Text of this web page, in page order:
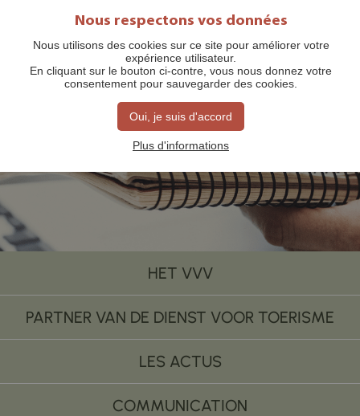
Persmap
HET VVV
PARTNER VAN DE DIENST VOOR TOERISME
LES ACTUS
COMMUNICATION
Nous respectons vos données
Nous utilisons des cookies sur ce site pour améliorer votre
expérience utilisateur.
En cliquant sur le bouton ci-contre, vous nous donnez votre
consentement pour sauvegarder des cookies.
Oui, je suis d'accord
Plus d'informations